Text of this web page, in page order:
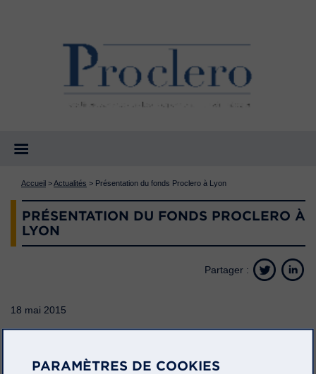
Accueil >Actualités > Présentation du fonds Proclero à Lyon
PRÉSENTATION DU FONDS PROCLERO À
LYON
Partager :
18 mai 2015
PARAMÈTRES DE COOKIES